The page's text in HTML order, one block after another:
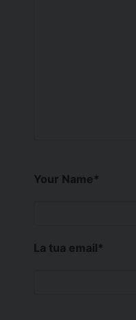
Your Name*
La tua email*